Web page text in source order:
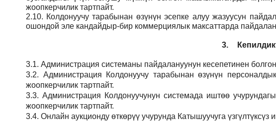
жоопкерчилик тартпайт.
2.10. Колдонуучу тарабынан өзүнүн эсепке алуу жазуусун
ошондой эле кандайдыр-бир коммерциялык максаттарда
3.
3.1. Администрация системаны пайдалануунун кесепетинен
3.2. Администрация
Колдонуучу тарабынан өзүнүн
жоопкерчилик тартпайт.
3.3.Администрация Колдонуучунун системада иштөө
жоопкерчилик тартпайт.
3.4.Онлайн аукционду өткөрүү учурунда Катышуучуга